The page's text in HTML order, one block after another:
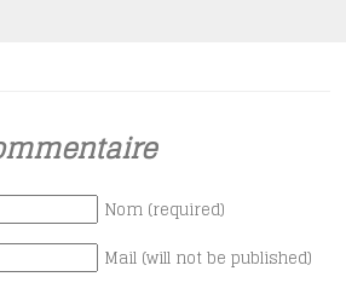
Nom (required)
Mail (will not be published)